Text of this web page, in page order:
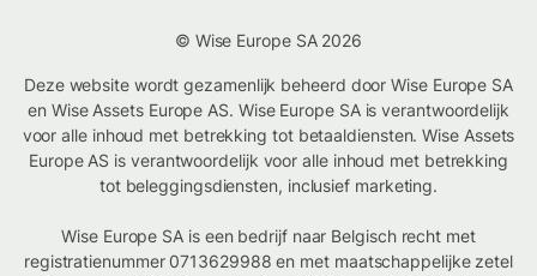
© Wise Europe SA 2026
Deze website wordt gezamenlijk beheerd door Wise Europe SA
en Wise Assets Europe AS. Wise Europe SA is verantwoordelijk
voor alle inhoud met betrekking tot betaaldiensten. Wise Assets
Europe AS is verantwoordelijk voor alle inhoud met betrekking
tot beleggingsdiensten, inclusief marketing.
Wise Europe SA is een bedrijf naar Belgisch recht met
registratienummer 0713629988 en met maatschappelijke zetel